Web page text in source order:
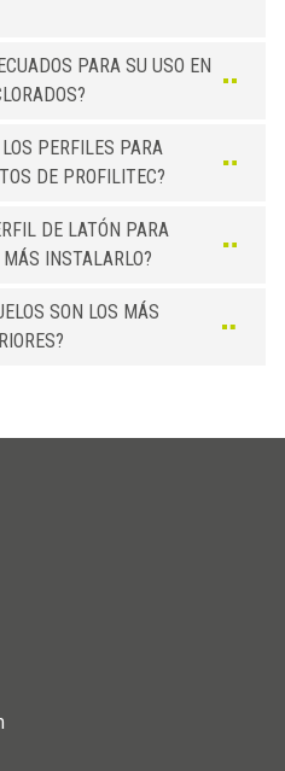
PARA SU USO EN
PERFILES PARA
DE PROFILITEC?
DE LATÓN PARA
INSTALARLO?
SON LOS MÁS